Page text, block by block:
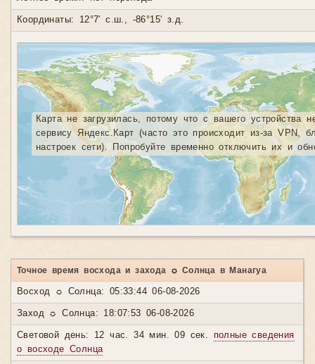
Координаты: 12°7′ с.ш., -86°15′ з.д.
Карта не загрузилась, потому что с вашего устройства
сервису Яндекс.Карт (часто это происходит из-за VPN,
настроек сети). Попробуйте временно отключить их и
Точное время восхода и захода ☼ Солнца в Манагуа
Восход ☼ Солнца: 05:33:44 06-08-2026
Заход ☼ Солнца: 18:07:53 06-08-2026
Световой день: 12 час. 34 мин. 09 сек. полные сведения
о восходе Солнца